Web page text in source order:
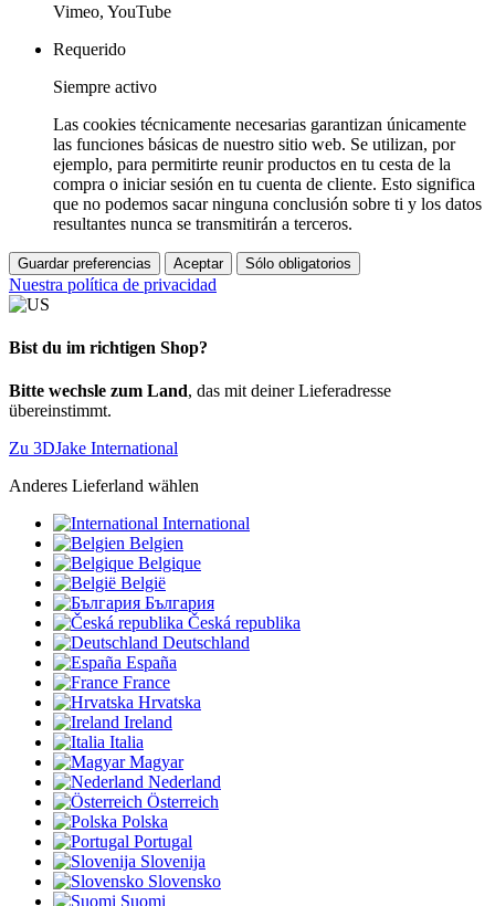
Vimeo, YouTube
Requerido
Siempre activo
Las cookies técnicamente necesarias garantizan únicamente
las funciones básicas de nuestro sitio web. Se utilizan, por
ejemplo, para permitirte reunir productos en tu cesta de la
compra o iniciar sesión en tu cuenta de cliente. Esto significa
que no podemos sacar ninguna conclusión sobre ti y los datos
resultantes nunca se transmitirán a terceros.
Guardar preferencias Aceptar Sólo obligatorios
Nuestra política de privacidad
Bist du im richtigen Shop?
Bitte wechsle zum Land, das mit deiner Lieferadresse
übereinstimmt.
Zu 3DJake International
Anderes Lieferland wählen
International
Belgien
Belgique
België
България
Česká republika
Deutschland
España
France
Hrvatska
Ireland
Italia
Magyar
Nederland
Österreich
Polska
Portugal
Slovenija
Slovensko
Suomi